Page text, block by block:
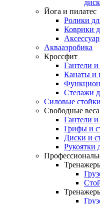
Йога и пилатес
Ролики
Коврики
Аквааэробика
Кроссфит
Гантели и
Канаты и
Стелажи
Силовые
Свободные веса
Гантели и
Грифы и
Диски и
Рукоятки